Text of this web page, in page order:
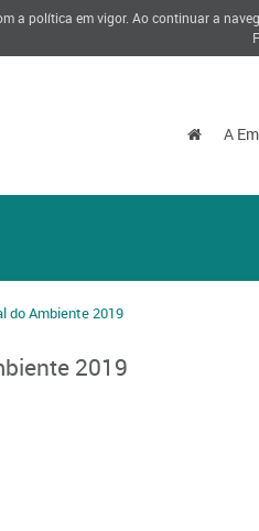
a política em vigor. Ao continuar a
A
do Ambiente 2019
2019